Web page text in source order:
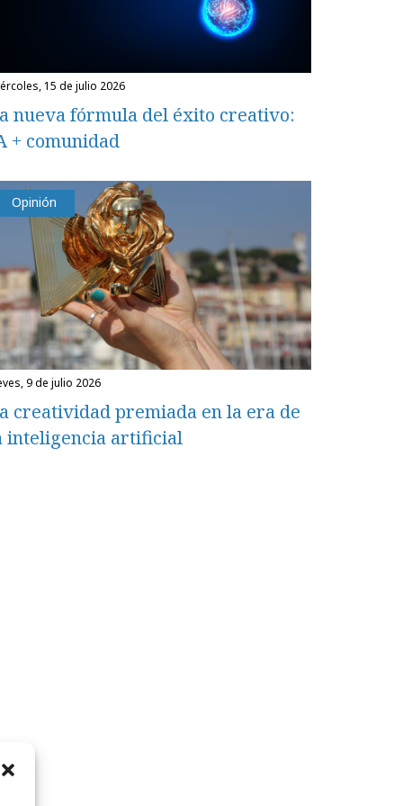
15 de julio 2026
nueva fórmula del éxito creativo:
+ comunidad
Opinión
9 de julio 2026
creatividad premiada en la era de
inteligencia artificial